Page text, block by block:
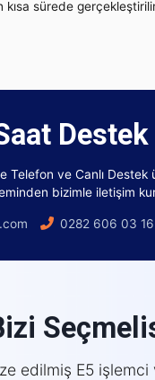
kısa sürede
Destek
Telefon ve Canlı Destek
bizimle iletişim
0282 606 03 16
edilmiş E5 işlemci